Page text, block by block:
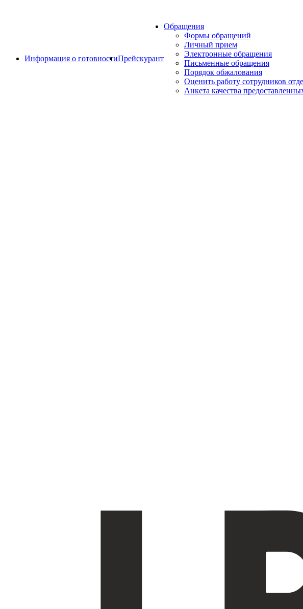
Информация о готовностиПрейскурант
Обращения
Формы обращений
Личный прием
Электронные обращения
Письменные обращения
Порядок обжалования
Оценить работу сотрудников
Анкета качества